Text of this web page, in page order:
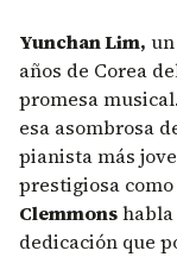
Yunchan Lim,
años de Corea
promesa
esa asombrosa
pianista más
prestigiosa
Clemmons
dedicación que